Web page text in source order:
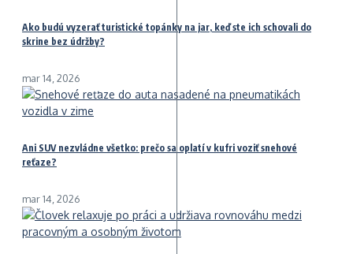
Ako budú vyzerať turistické topánky na jar, keď ste ich schovali do
skrine bez údržby?
mar 14, 2026
Ani SUV nezvládne všetko: prečo sa oplatí v kufri voziť snehové
reťaze?
mar 14, 2026